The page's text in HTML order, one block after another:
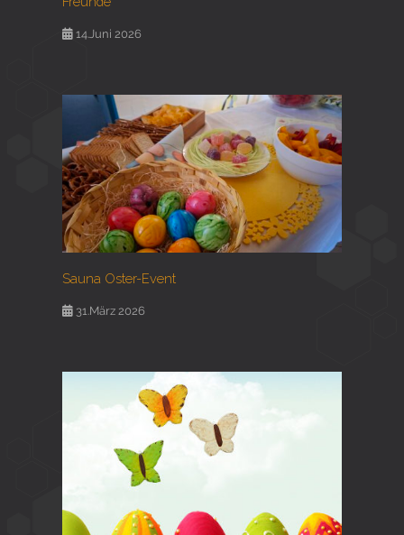
14.Juni 2026
Sauna Oster-Event
31.März 2026